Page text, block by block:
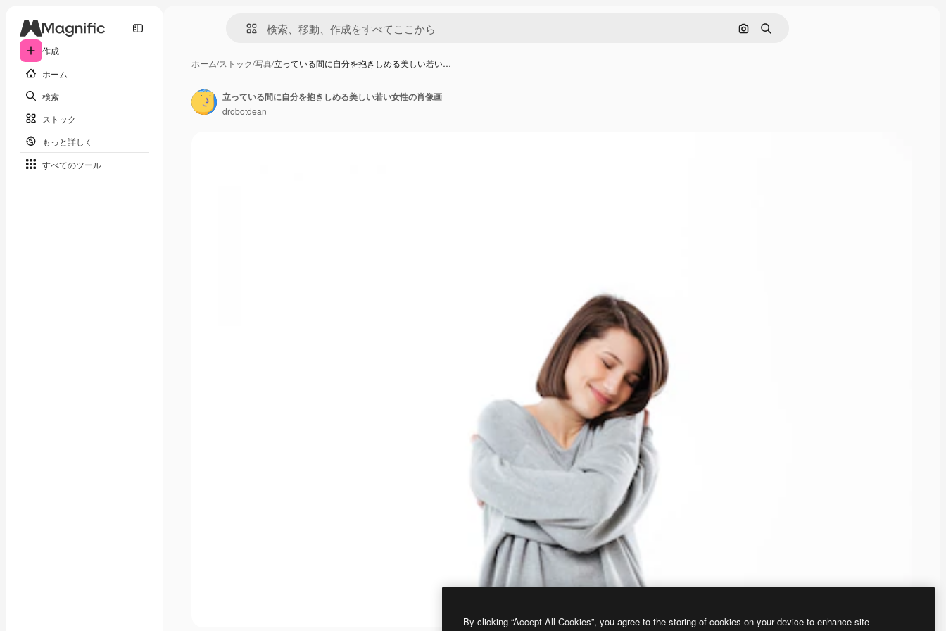
作成
ホーム
検索
ストック
もっと詳しく
すべてのツール
画像で検索
検索
ホーム/ストック/写真/立っている間に自分を抱きしめる美しい若い…
立っている間に自分を抱きしめる美しい若い女性の肖像画
drobotdean
By clicking “Accept All Cookies”, you agree to the storing of cookies on your device to enhance site